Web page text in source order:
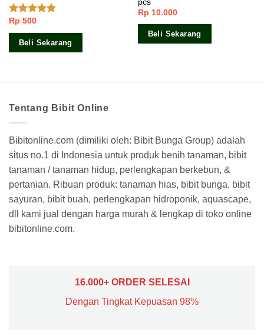
Dinilai
4.50dari 5
Rp 500
Beli Sekarang
pcs
Rp 10.000
Beli Sekarang
Tentang Bibit Online
Bibitonline.com (dimiliki oleh: Bibit Bunga Group) adalah
situs no.1 di Indonesia untuk produk benih tanaman, bibit
tanaman / tanaman hidup, perlengkapan berkebun, &
pertanian. Ribuan produk: tanaman hias, bibit bunga, bibit
sayuran, bibit buah, perlengkapan hidroponik, aquascape,
dll kami jual dengan harga murah & lengkap di toko online
bibitonline.com.
16.000+ ORDER SELESAI
Dengan Tingkat Kepuasan 98%